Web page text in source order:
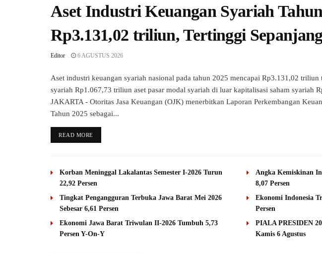
Aset Industri Keuangan Syariah
Rp3.131,02 triliun, Tertinggi
Editor 6 AGUSTUS 2026
Aset industri keuangan syariah nasional pada tahun 2025 mencapai Rp3.131,02 triliun
syariah Rp1.067,73 triliun aset pasar modal syariah di luar kapitalisasi saham syariah
JAKARTA - Otoritas Jasa Keuangan (OJK) menerbitkan Laporan Perkembangan
Tahun 2025 sebagai...
READ MORE
Korban Meninggal Lakalantas Semester I-2026 Turun
22,92 Persen
Tingkat Pengangguran Terbuka Jawa Barat Mei 2026
Sebesar 6,61 Persen
Ekonomi Jawa Barat Triwulan II-2026 Tumbuh 5,73
Persen Y-On-Y
Angka Kemiskinan
8,07 Persen
Ekonomi Indonesia
Persen
PIALA PRESIDEN
Kamis 6 Agustus